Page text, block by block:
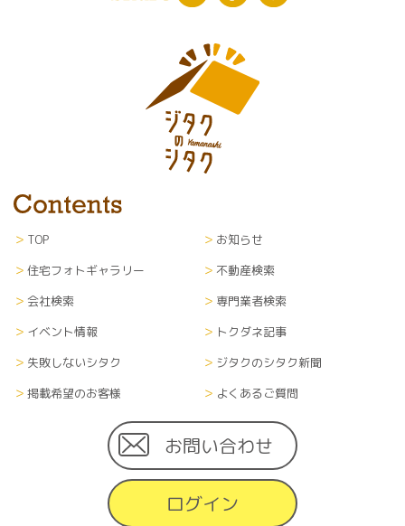
TOP
お知らせ
住宅フォトギャラリー
不動産検索
会社検索
専門業者検索
イベント情報
トクダネ記事
失敗しないシタク
ジタクのシタク新聞
掲載希望のお客様
よくあるご質問
お問い合わせ
ログイン